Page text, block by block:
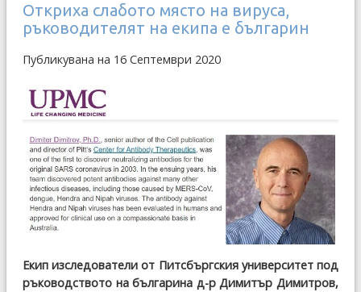
Откриха слабото място на вируса,
ръководителят на екипа е българин
Публикувана на 16 Септември 2020
Екип изследователи от Питсбъргския университет под
ръководството на българина д-р Димитър Димитров,